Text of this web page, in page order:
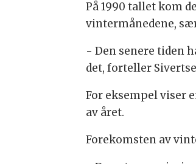
På 1990 tallet kom
vintermånedene,
- Den senere tiden
det, forteller
For eksempel viser
av året.
Forekomsten av